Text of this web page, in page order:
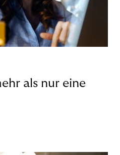
als nur eine